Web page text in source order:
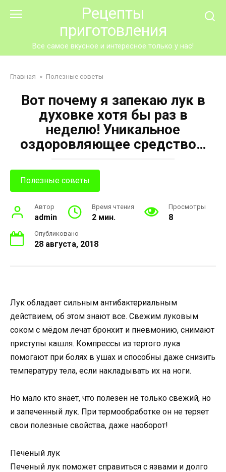
Рецепты
приготовления
Все самое вкусное и интересное только у нас!
Главная » Полезные советы
Вот почему я запекаю лук в
духовке хотя бы раз в
неделю! Уникальное
оздоровляющее средство…
Полезные советы
Автор
admin
Время чтения
2 мин.
Просмотры
8
Опубликовано
28 августа, 2018
Лук обладает сильным антибактериальным
действием, об этом знают все. Свежим луковым
соком с мёдом лечат бронхит и пневмонию, снимают
приступы кашля. Компрессы из тертого лука
помогают при болях в ушах и способны даже снизить
температуру тела, если накладывать их на ноги.
Но мало кто знает, что полезен не только свежий, но
и запеченный лук. При термообработке он не теряет
свои полезные свойства, даже наоборот!
Печеный лук
Печеный лук поможет справиться с язвами и долго